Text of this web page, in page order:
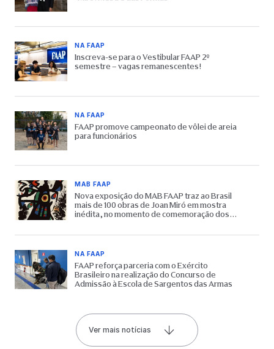
NA FAAP
Inscreva-se para o Vestibular FAAP 2º
semestre – vagas remanescentes!
NA FAAP
FAAP promove campeonato de vôlei de areia
para funcionários
MAB FAAP
Nova exposição do MAB FAAP traz ao Brasil
mais de 100 obras de Joan Miró em mostra
inédita, no momento de comemoração dos
NA FAAP
FAAP reforça parceria com o Exército
Brasileiro na realização do Concurso de
Admissão à Escola de Sargentos das Armas
Ver mais notícias